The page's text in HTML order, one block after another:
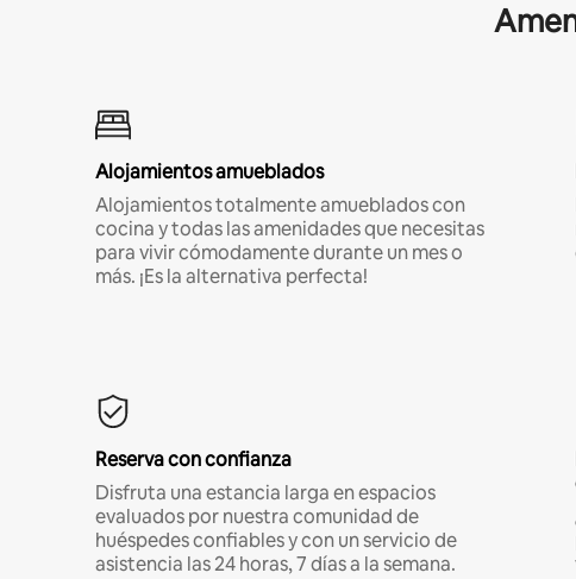
Alojamientos amueblados
Alojamientos totalmente amueblados con
cocina y todas las amenidades que necesitas
para vivir cómodamente durante un mes o
más. ¡Es la alternativa perfecta!
Reserva con confianza
Disfruta una estancia larga en espacios
evaluados por nuestra comunidad de
huéspedes confiables y con un servicio de
asistencia las 24 horas, 7 días a la semana.